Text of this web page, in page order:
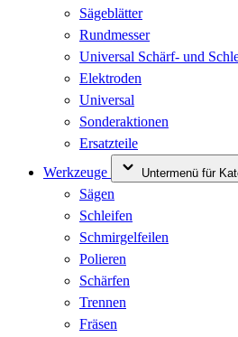
Sägeblätter
Rundmesser
Universal Schärf- und
Elektroden
Universal
Sonderaktionen
Ersatzteile
Werkzeuge
Untermenü für
Sägen
Schleifen
Schmirgelfeilen
Polieren
Schärfen
Trennen
Fräsen